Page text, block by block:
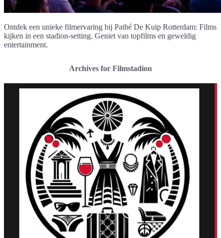
Ontdek een unieke filmervaring bij Pathé De Kuip Rotterdam: Films
kijken in een stadion-setting. Geniet van topfilms en geweldig
entertainment.
Archives for Filmstadion